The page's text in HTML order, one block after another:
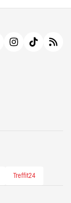
Treffit24